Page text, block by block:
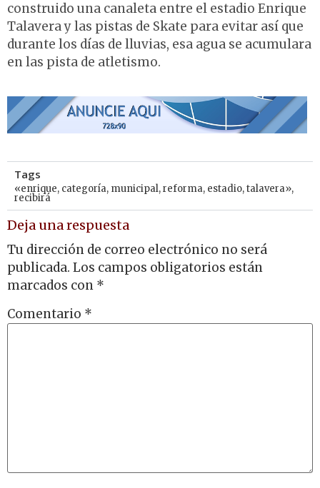
construido una canaleta entre el estadio Enrique
Talavera y las pistas de Skate para evitar así que
durante los días de lluvias, esa agua se acumulara
en las pista de atletismo.
Tags
«enrique, categoría, municipal,reforma, estadio,talavera»,
recibirá
Deja una respuesta
Tu dirección de correo electrónico no será
publicada. Los campos obligatorios están
marcados con *
Comentario *